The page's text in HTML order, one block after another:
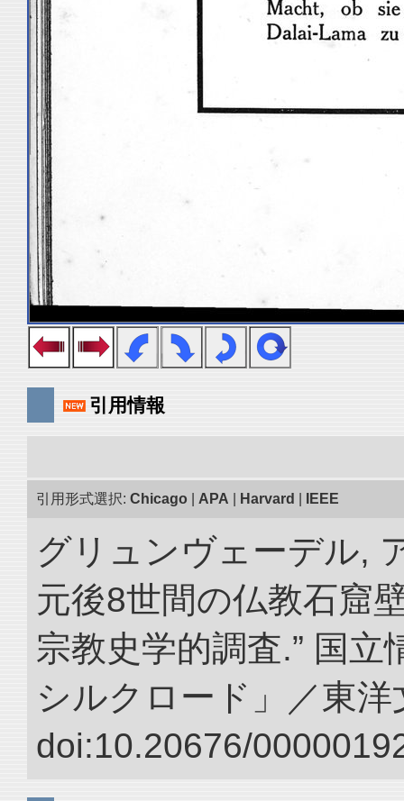
引用情報
引用形式選択: Chicago APA Harvard IEEE
グリュンヴェーデル,
元後8世間の仏教石窟
宗教史学的調査.” 国
シルクロード」／東洋
doi:10.20676/